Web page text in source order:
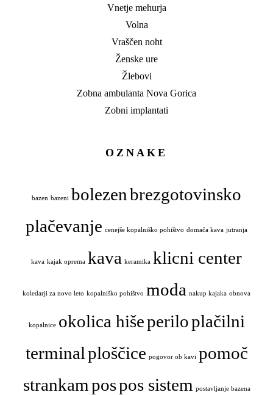
Vnetje mehurja
Volna
Vraščen noht
Ženske ure
Žlebovi
Zobna ambulanta Nova Gorica
Zobni implantati
OZNAKE
bazen bazeni bolezenbrezgotovinsko
plačevanje cenejše kopalniško pohištvo domača kava jutranja
kava kajak oprema kava keramika klicni center
koledarji za novo leto kopalniško pohištvo moda nakup kajaka obnova
kopalnice okolica hišeperiloplačilni
terminalploščice pogovor ob kavi pomoč
strankampospos sistem postavljanje bazena